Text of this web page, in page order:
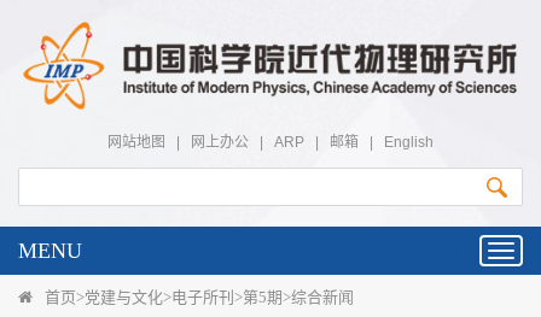
网站地图 网上办公 ARP 邮箱 English
MENU
首页>党建与文化>电子所刊 >第5期>综合新闻